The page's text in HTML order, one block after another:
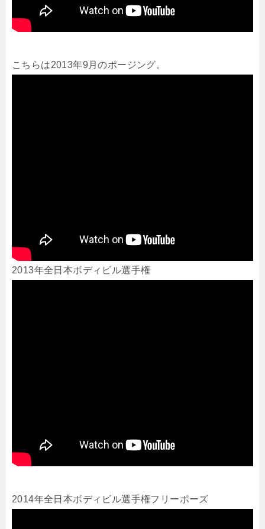
こちらは2013年9月のポージング。
2013年全日本ボディビル選手権
2014年全日本ボディビル選手権フリーポーズ